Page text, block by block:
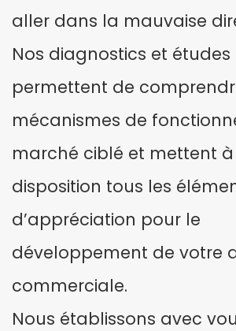
aller dans la mauvaise
Nos diagnostics et
permettent de
mécanismes de
marché ciblé et mettent
disposition tous les
d’appréciation pour le
développement de votre
commerciale.
Nous établissons avec